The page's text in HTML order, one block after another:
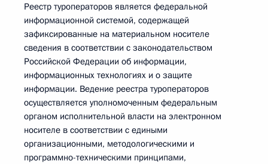
Реестр туроператоров является федеральной
информационной системой, содержащей
зафиксированные на материальном носителе
сведения в соответствии с законодательством
Российской Федерации об информации,
информационных технологиях и о защите
информации. Ведение реестра туроператоров
осуществляется уполномоченным федеральным
органом исполнительной власти на электронном
носителе в соответствии с едиными
организационными, методологическими и
программно-техническими принципами,